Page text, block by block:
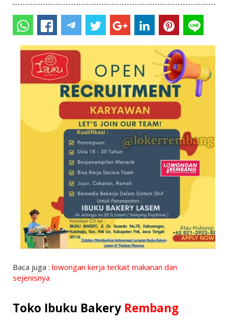
Baca juga : lowongan kerja terkait makanan dan
sejenisnya
Toko Ibuku Bakery Rembang